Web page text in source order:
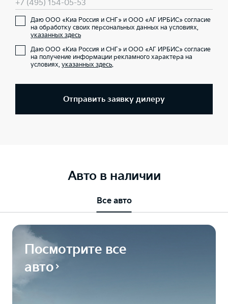
+7 (495) 154-05-53
Даю ООО «Киа Россия и СНГ» и ООО «АГ ИРБИС» согласие
на обработку своих персональных данных на условиях,
указанных здесь
Даю ООО «Киа Россия и СНГ» и ООО «АГ ИРБИС» согласие
на получение информации рекламного характера на
условиях, указанных здесь.
Отправить заявку дилеру
Авто в наличии
Все авто
Посмотрите все
авто